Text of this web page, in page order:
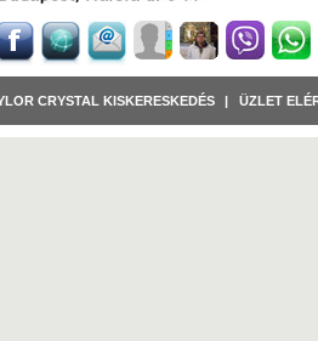
CRYSTAL KISKERESKEDÉS | ÜZLET